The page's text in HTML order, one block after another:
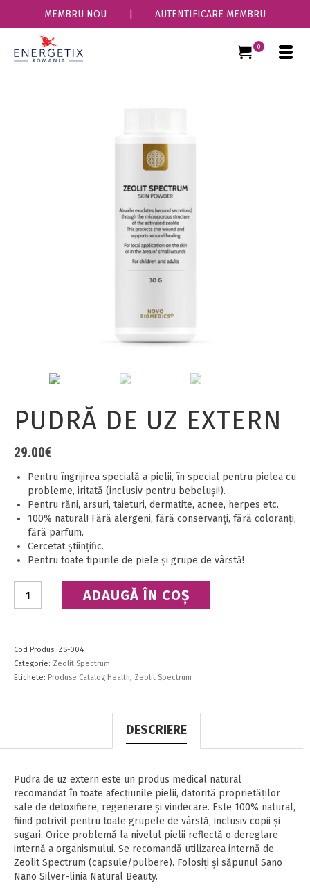
MEMBRU NOU AUTENTIFICARE MEMBRU
0
PUDRĂ DE UZ EXTERN
29.00€
Pentru îngrijirea specială a pielii, în special pentru pielea cu
probleme, iritată (inclusiv pentru bebeluşi!).
Pentru răni, arsuri, taieturi, dermatite, acnee, herpes etc.
100% natural! Fără alergeni, fără conservanţi, fără coloranţi,
fără parfum.
Cercetat ştiinţific.
Pentru toate tipurile de piele şi grupe de vârstă!
Pudră
ADAUGĂ ÎN COȘ
Cod Produs: ZS-004
Categorie: Zeolit Spectrum
Etichete: Produse Catalog Health, Zeolit Spectrum
DESCRIERE
Pudra de uz extern este un produs medical natural
recomandat în toate afecțiunile pielii, datorită proprietăților
sale de detoxifiere, regenerare și vindecare. Este 100% natural,
fiind potrivit pentru toate grupele de vârstă, inclusiv copii și
sugari. Orice problemă la nivelul pielii reflectă o dereglare
internă a organismului. Se recomandă utilizarea internă de
Zeolit Spectrum (capsule/pulbere). Folosiţi şi săpunul Sano
Nano Silver-linia Natural Beauty.